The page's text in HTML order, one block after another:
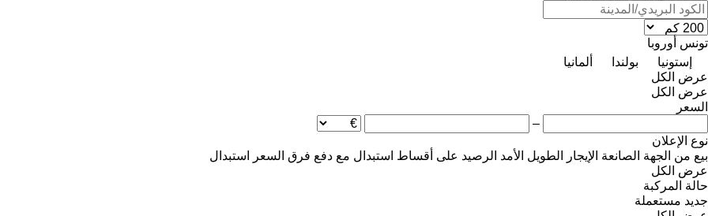
تونس أوروبا
إستونيا
بولندا
ألمانيا
عرض الكل
عرض الكل
السعر
–
نوع الإعلان
بيع من الجهة الصانعة الإيجار الطويل الأمد الرصيد على أقساط استبدال مع دفع فرق السعر
استبدال
عرض الكل
حالة المركبة
جديد مستعملة